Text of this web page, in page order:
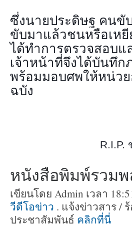
ซึ่งนายประดิษฐ คนขั
ขับมาแล้วชนหรือเหยี
ได้ทำการตรวจสอบ
เจ้าหน้าที่จึงได้บันทึก
พร้อมมอบศพให้หน่ว
ฉบัง
R.I.P.
หนังสือพิมพ์รวม
เขียนโดย Admin เวลา
วีดีโอข่าว . แจ้งข่าวสาร /
ประชาสัมพันธ์ คลิกที่นี่